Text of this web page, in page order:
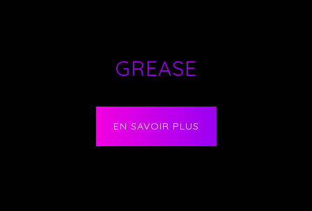
GREASE
EN SAVOIR PLUS